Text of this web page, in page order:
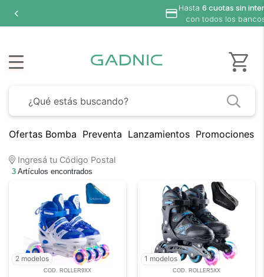
Hasta 6 cuotas sin
con todos los
Ofertas Bomba Preventa Lanzamientos Promociones
Ingresá tu Código Postal
3 Artículos encontrados
2 modelos
COD. ROLLER9XX
1 modelos
COD. ROLLER5XX